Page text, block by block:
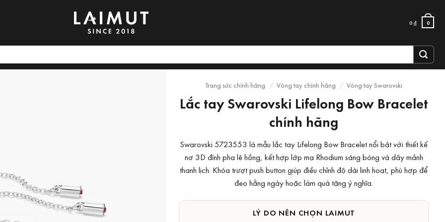
0₫ 0
Trang sức chính hãng / Vòng tay chính hãng / Vòng tay Swarovski
Lắc tay Swarovski Lifelong Bow Bracelet
chính hãng
Swarovski 5723553 là mẫu lắc tay Lifelong Bow Bracelet nổi bật với thiết kế
nơ 3D đính pha lê hồng, kết hợp lớp mạ Rhodium sáng bóng và dây mảnh
thanh lịch. Khóa trượt push button giúp điều chỉnh độ dài linh hoạt, phù hợp để
đeo hằng ngày hoặc làm quà tặng ý nghĩa.
LÝ DO NÊN CHỌN LAIMUT